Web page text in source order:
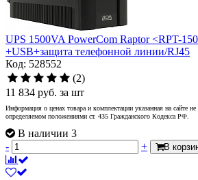
UPS 1500VA PowerCom Raptor <RPT-
+USB+защита телефонной линии/RJ45
Код: 528552
(2)
11 834 руб. за шт
Информация о ценах товара и комплектации указанная на сайте
определяемом положениями ст. 435 Гражданского Кодекса РФ.
В наличии 3
-
+ В